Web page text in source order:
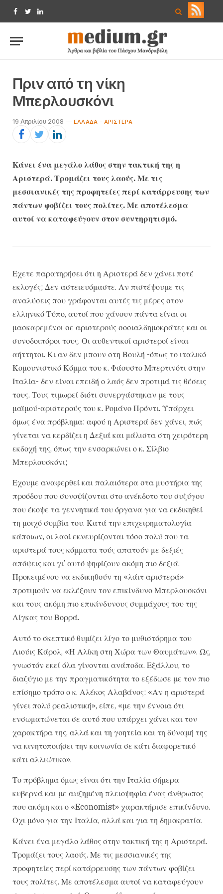
Facebook
TwitterLinkedIn
Πριν από τη νίκη
Μπερλουσκόνι
19 Απριλίου 2008 ΕΛΛΆΔΑ - ΑΡΙΣΤΕΡΆ
Κάνει ένα μεγάλο λάθος στην τακτική της η
Αριστερά. Τρομάζει τους λαούς. Με τις
μεσσιανικές της προφητείες περί κατάρρευσης των
πάντων φοβίζει τους πολίτες. Με αποτέλεσμα
αυτοί να καταφεύγουν στον συντηρητισμό.
Εχετε παρατηρήσει ότι η Αριστερά δεν χάνει ποτέ
εκλογές; Δεν αστειευόμαστε. Αν πιστέψουμε τις
αναλύσεις που γράφονται αυτές τις μέρες στον
ελληνικό Τύπο, αυτοί που χάνουν πάντα είναι οι
μασκαρεμένοι σε αριστερούς σοσιαλδημοκράτες και οι
συνοδοιπόροι τους. Οι αυθεντικοί αριστεροί είναι
αήττητοι. Κι αν δεν μπουν στη Βουλή -όπως το ιταλικό
Κομουνιστικό Κόμμα του κ. Φάουστο Μπερτινότι στην
Ιταλία- δεν είναι επειδή ο λαός δεν προτιμά τις θέσεις
τους. Τους τιμωρεί διότι συνεργάστηκαν με τους
μαϊμού-αριστερούς του κ. Ρομάνο Πρόντι. Υπάρχει
όμως ένα πρόβλημα: αφού η Αριστερά δεν χάνει, πώς
γίνεται να κερδίζει η Δεξιά και μάλιστα στη χειρότερη
εκδοχή της, όπως την ενσαρκώνει ο κ. Σίλβιο
Μπερλουσκόνι;
Εχουμε αναφερθεί και παλαιότερα στα μυστήρια της
προόδου που συνοψίζονται στο ανέκδοτο του συζύγου
που έκοψε τα γεννητικά του όργανα για να εκδικηθεί
τη μοιχό συμβία του. Κατά την επιχειρηματολογία
κάποιων, οι λαοί εκνευρίζονται τόσο πολύ που τα
αριστερά τους κόμματα τούς απατούν με δεξιές
απόψεις και γι’ αυτό ψηφίζουν ακόμη πιο δεξιά.
Προκειμένου να εκδικηθούν τη «λάιτ αριστερά»
προτιμούν να εκλέξουν τον επικίνδυνο Μπερλουσκόνι
και τους ακόμη πιο επικίνδυνους συμμάχους του της
Λίγκας του Βορρά.
Αυτό το σκεπτικό θυμίζει λίγο το μυθιστόρημα του
Λιούις Κάρολ, «Η Αλίκη στη Χώρα των Θαυμάτων». Ως,
γνωστόν εκεί όλα γίνονται ανάποδα. Εξάλλου, το
διαζύγιο με την πραγματικότητα το εξέδωσε με τον πιο
επίσημο τρόπο ο κ. Αλέκος Αλαβάνος: «Αν η αριστερά
γίνει πολύ ρεαλιστική», είπε, «με την έννοια ότι
ενσωματώνεται σε αυτό που υπάρχει χάνει και τον
χαρακτήρα της, αλλά και τη γοητεία και τη δύναμή της
να κινητοποιήσει την κοινωνία σε κάτι διαφορετικό
κάτι αλλιώτικο».
Το πρόβλημα όμως είναι ότι την Ιταλία σήμερα
κυβερνά και με αυξημένη πλειοψηφία ένας άνθρωπος
που ακόμη και ο «Economist» χαρακτήρισε επικίνδυνο.
Οχι μόνο για την Ιταλία, αλλά και για τη δημοκρατία.
Κάνει ένα μεγάλο λάθος στην τακτική της η Αριστερά.
Τρομάζει τους λαούς. Με τις μεσσιανικές της
προφητείες περί κατάρρευσης των πάντων φοβίζει
τους πολίτες. Με αποτέλεσμα αυτοί να καταφεύγουν